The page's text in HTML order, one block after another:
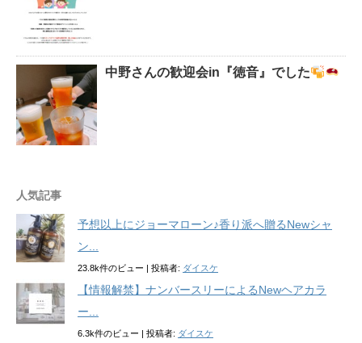
中野さんの歓迎会in『徳音』でした
人気記事
予想以上にジョーマローン♪香り派へ贈るNewシャ
ン...
23.8k件のビュー 投稿者: ダイスケ
【情報解禁】ナンバースリーによるNewヘアカラ
ー...
6.3k件のビュー 投稿者: ダイスケ